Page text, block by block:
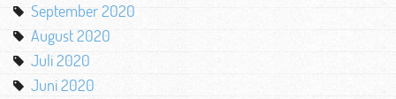
September 2020
August 2020
Juli 2020
Juni 2020